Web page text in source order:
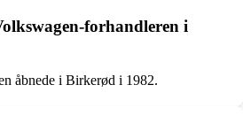
forhandleren i
åbnede i Birkerød i 1982.